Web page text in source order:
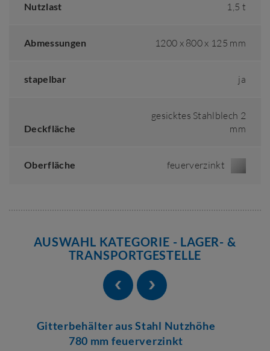
Nutzlast 1,5 t
Abmessungen 1200 x 800 x 125 mm
stapelbar ja
Deckfläche
gesicktes Stahlblech 2
mm
Oberfläche feuerverzinkt
AUSWAHL KATEGORIE - LAGER- &
TRANSPORTGESTELLE
Gitterbehälter aus Stahl Nutzhöhe
780 mm feuerverzinkt